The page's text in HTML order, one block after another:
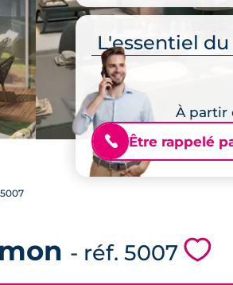
L'essentiel
À partir
📞 Être rappelé
- réf. 5007 💗